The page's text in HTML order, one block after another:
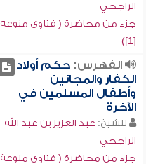
الراجحي
جزء من محاضرة ( فتاوى منوعة
[1])
الفهرس:حكم أولاد
الكفار والمجانين
وأطفال المسلمين في
الآخرة
للشيخ: عبد العزيز بن عبد الله
الراجحي
جزء من محاضرة ( فتاوى منوعة